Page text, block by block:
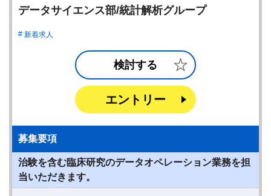
データサイエンス部/統計解析グループ
新着求人
検討する
エントリー
募集要項
治験を含む臨床研究のデータオペレーション業務を担
当いただきます。